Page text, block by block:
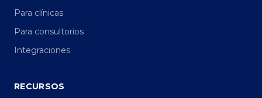
Para clínicas
Para consultorios
Integraciones
RECURSOS